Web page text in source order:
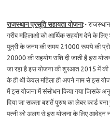
राजस्थान प्रसूति सहायता योजना:- राजस्थान
गरीब महिलाओ को आर्थिक सहयोग देने के
पुत्री के जनम की समय 21000 रूपये की
20000 की सहयोग राशि दी जाती है इस
जा रहा है इस योजना की शुरआत 2015 में की
के ही थी केवल महिला ही अपने नाम से इस
में इस योजना में संसोधन किया गया जिसके
दिया जा सकता बशर्ते पुरुष का लेबर कार्ड
पत्नी को अलग से इस योजना के लिए आवेदन